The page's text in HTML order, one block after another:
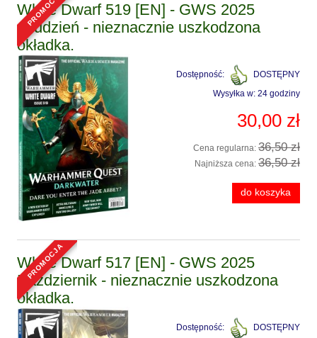
White Dwarf 519 [EN] - GWS 2025
Grudzień - nieznacznie uszkodzona
okładka.
Dostępność:
DOSTĘPNY
Wysyłka w: 24 godziny
30,00 zł
Cena regularna: 36,50 zł
Najniższa cena: 36,50 zł
do koszyka
White Dwarf 517 [EN] - GWS 2025
Październik - nieznacznie uszkodzona
okładka.
Dostępność:
DOSTĘPNY
promocja